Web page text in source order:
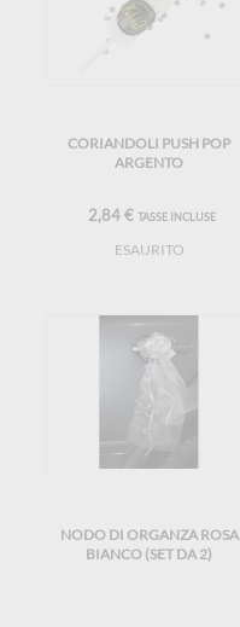
CORIANDOLI PUSH POP
ARGENTO
2,84 € TASSE INCLUSE
ESAURITO
NODO DI ORGANZA ROSA
BIANCO (SET DA 2)